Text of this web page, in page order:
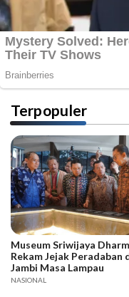
Terpopuler
Museum Sriwijaya
Rekam Jejak Peradaban
Jambi Masa Lampau
NASIONAL